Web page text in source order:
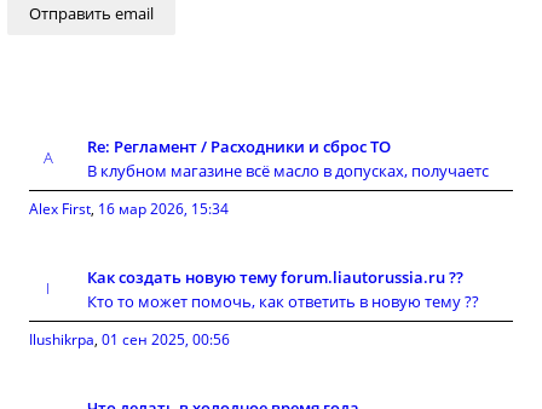
Re: Регламент / Расходники и сброс ТО
В клубном магазине всё масло в допусках, получаетс
Alex First, 16 мар 2026, 15:34
Как создать новую тему forum.liautorussia.ru ??
Кто то может помочь, как ответить в новую тему ??
Ilushikrpa, 01 сен 2025, 00:56